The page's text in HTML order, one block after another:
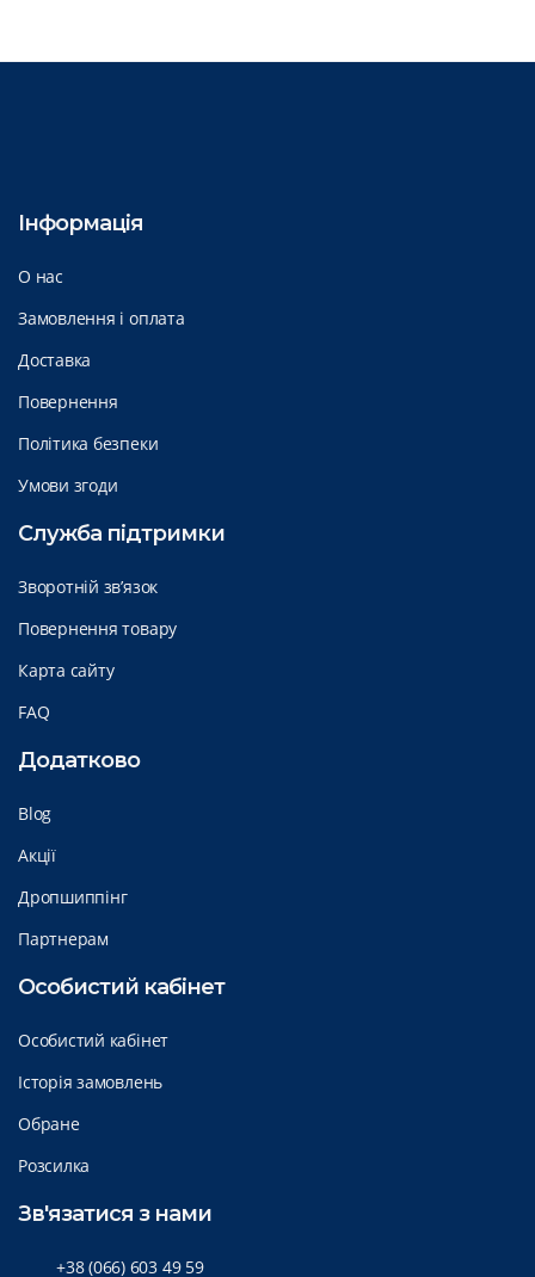
Інформація
О нас
Замовлення і оплата
Доставка
Повернення
Політика безпеки
Умови згоди
Служба підтримки
Зворотній зв’язок
Повернення товару
Карта сайту
FAQ
Додатково
Blog
Акції
Дропшиппінг
Партнерам
Особистий кабінет
Особистий кабінет
Історія замовлень
Обране
Розсилка
Зв'язатися з нами
+38 (066) 603 49 59